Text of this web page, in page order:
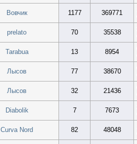
Вовчик 1177 369771
prelato 70 35538
Tarabua 13 8954
Лысов 77 38670
Лысов 32 21436
Diabolik 7 7673
Curva Nord 82 48048